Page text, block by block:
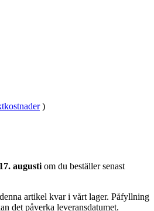
)
augusti om du beställer senast
artikel kvar i vårt lager. Påfyllning
det påverka leveransdatumet.